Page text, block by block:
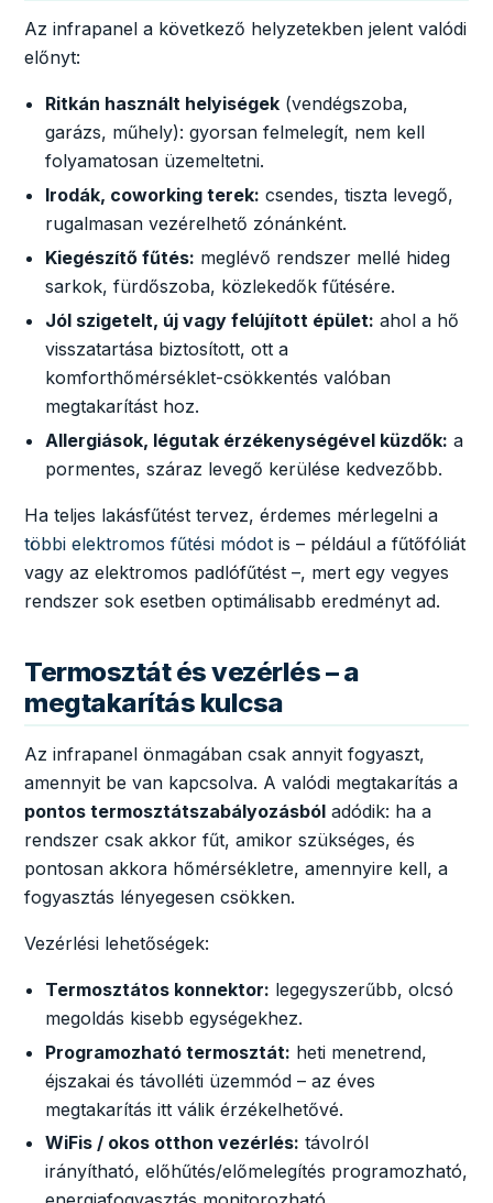
Az infrapanel a következő helyzetekben jelent valódi
előnyt:
Ritkán használt helyiségek (vendégszoba,
garázs, műhely): gyorsan felmelegít, nem kell
folyamatosan üzemeltetni.
Irodák, coworking terek: csendes, tiszta levegő,
rugalmasan vezérelhető zónánként.
Kiegészítő fűtés: meglévő rendszer mellé hideg
sarkok, fürdőszoba, közlekedők fűtésére.
Jól szigetelt, új vagy felújított épület: ahol a hő
visszatartása biztosított, ott a
komforthőmérséklet-csökkentés valóban
megtakarítást hoz.
Allergiások, légutak érzékenységével küzdők: a
pormentes, száraz levegő kerülése kedvezőbb.
Ha teljes lakásfűtést tervez, érdemes mérlegelni a
többi elektromos fűtési módot is – például a fűtőfóliát
vagy az elektromos padlófűtést –, mert egy vegyes
rendszer sok esetben optimálisabb eredményt ad.
Termosztát és vezérlés – a
megtakarítás kulcsa
Az infrapanel önmagában csak annyit fogyaszt,
amennyit be van kapcsolva. A valódi megtakarítás a
pontos termosztátszabályozásból adódik: ha a
rendszer csak akkor fűt, amikor szükséges, és
pontosan akkora hőmérsékletre, amennyire kell, a
fogyasztás lényegesen csökken.
Vezérlési lehetőségek:
Termosztátos konnektor: legegyszerűbb, olcsó
megoldás kisebb egységekhez.
Programozható termosztát: heti menetrend,
éjszakai és távolléti üzemmód – az éves
megtakarítás itt válik érzékelhetővé.
WiFis / okos otthon vezérlés: távolról
irányítható, előhűtés/előmelegítés programozható,